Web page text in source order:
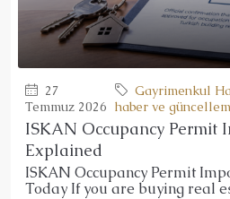
27
Temmuz 2026
Gayrimenkul
haber ve
ISKAN Occupancy Permit
Explained
ISKAN Occupancy Permit
Today If you are buying real